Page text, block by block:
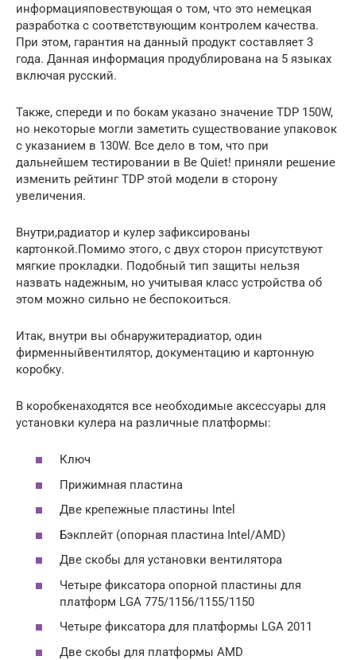
информацияповествующая о том, что это немецкая
разработка с соответствующим контролем качества.
При этом, гарантия на данный продукт составляет 3
года. Данная информация продублирована на 5 языках
включая русский.
Также, спереди и по бокам указано значение TDP 150W,
но некоторые могли заметить существование упаковок
с указанием в 130W. Все дело в том, что при
дальнейшем тестировании в Be Quiet! приняли решение
изменить рейтинг TDP этой модели в сторону
увеличения.
Внутри,радиатор и кулер зафиксированы
картонкой.Помимо этого, с двух сторон присутствуют
мягкие прокладки. Подобный тип защиты нельзя
назвать надежным, но учитывая класс устройства об
этом можно сильно не беспокоиться.
Итак, внутри вы обнаружитерадиатор, один
фирменныйвентилятор, документацию и картонную
коробку.
В коробкенаходятся все необходимые аксессуары для
установки кулера на различные платформы:
Ключ
Прижимная пластина
Две крепежные пластины Intel
Бэкплейт (опорная пластина Intel/AMD)
Две скобы для установки вентилятора
Четыре фиксатора опорной пластины для
платформ LGA 775/1156/1155/1150
Четыре фиксатора для платформы LGA 2011
Две скобы для платформы AMD